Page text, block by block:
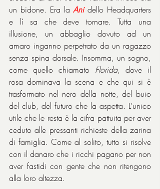
un bidone. Era la Ani dello Headquarters
e lì sa che deve tornare. Tutta una
illusione, un abbaglio dovuto ad un
amaro inganno perpetrato da un ragazzo
senza spina dorsale. Insomma, un sogno,
come quello chiamato Florida, dove il
rosa dominava la scena e che qui si è
trasformato nel nero della notte, del buio
del club, del futuro che la aspetta. L’unico
utile che le resta è la cifra pattuita per aver
ceduto alle pressanti richieste della zarina
di famiglia. Come al solito, tutto si risolve
con il danaro che i ricchi pagano per non
aver fastidi con gente che non ritengono
alla loro altezza.